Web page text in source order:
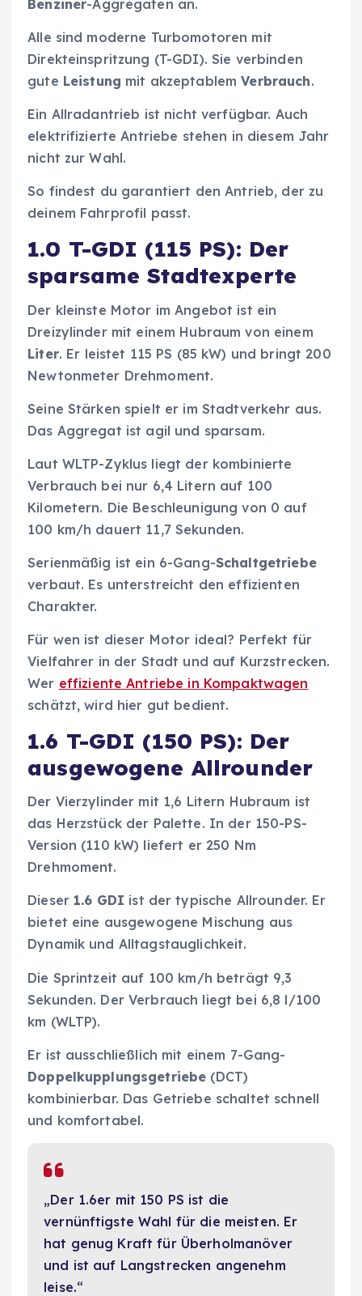
Benziner-Aggregaten an.
Alle sind moderne Turbomotoren mit
Direkteinspritzung (T-GDI). Sie verbinden
gute Leistung mit akzeptablemVerbrauch.
Ein Allradantrieb ist nicht verfügbar. Auch
elektrifizierte Antriebe stehen in diesem Jahr
nicht zur Wahl.
So findest du garantiert den Antrieb, der zu
deinem Fahrprofil passt.
1.0 T-GDI (115 PS): Der
sparsame Stadtexperte
Der kleinste Motor im Angebot ist ein
Dreizylinder mit einem Hubraum von einem
Liter. Er leistet 115 PS (85 kW) und bringt 200
Newtonmeter Drehmoment.
Seine Stärken spielt er im Stadtverkehr aus.
Das Aggregat ist agil und sparsam.
Laut WLTP-Zyklus liegt der kombinierte
Verbrauch bei nur 6,4 Litern auf 100
Kilometern. Die Beschleunigung von 0 auf
100 km/h dauert 11,7 Sekunden.
Serienmäßig ist ein 6-Gang-Schaltgetriebe
verbaut. Es unterstreicht den effizienten
Charakter.
Für wen ist dieser Motor ideal? Perfekt für
Vielfahrer in der Stadt und auf Kurzstrecken.
Wer effiziente Antriebe in Kompaktwagen
schätzt, wird hier gut bedient.
1.6 T-GDI (150 PS): Der
ausgewogene Allrounder
Der Vierzylinder mit 1,6 Litern Hubraum ist
das Herzstück der Palette. In der 150-PS-
Version (110 kW) liefert er 250 Nm
Drehmoment.
Dieser 1.6 GDI ist der typische Allrounder. Er
bietet eine ausgewogene Mischung aus
Dynamik und Alltagstauglichkeit.
Die Sprintzeit auf 100 km/h beträgt 9,3
Sekunden. Der Verbrauch liegt bei 6,8 l/100
km (WLTP).
Er ist ausschließlich mit einem 7-Gang-
Doppelkupplungsgetriebe (DCT)
kombinierbar. Das Getriebe schaltet schnell
und komfortabel.
„Der 1.6er mit 150 PS ist die
vernünftigste Wahl für die meisten. Er
hat genug Kraft für Überholmanöver
und ist auf Langstrecken angenehm
leise.“